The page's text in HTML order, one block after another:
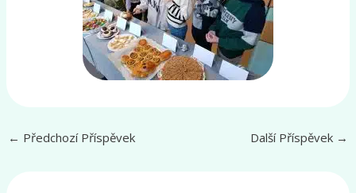
← Předchozí Příspěvek Další Příspěvek →